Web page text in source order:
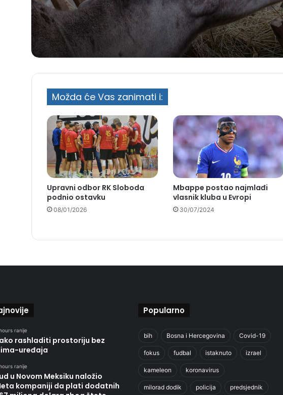
Možda će Vas zanimati i:
Upravni odbor RK Sloboda
podnio ostavku
08/01/2026
Mbappe postao najmlađi
vlasnik kluba u Evropi
30/07/2024
ranije
rashladiti prostoriju bez
uređaja
ranije
u Novom Meksiku naložio
kompaniji da plati dodatnih
Popularno
bih Bosna i Hercegovina Covid-19
fokus fudbal istaknuto izrael
kameleon koronavirus
milorad dodik policija predsjednik